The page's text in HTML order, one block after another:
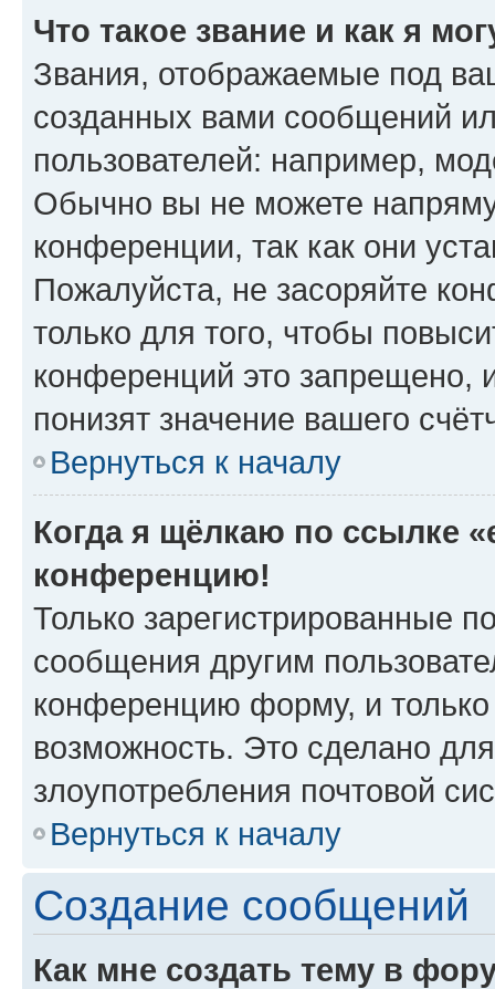
Что такое звание и как я
Звания, отображаемые под
созданных вами сообщений
пользователей: например,
Обычно вы не можете
конференции, так как они
Пожалуйста, не засоряйте
только для того, чтобы
конференций это запрещено,
понизят значение вашего
Вернуться к началу
Когда я щёлкаю по ссылке
конференцию!
Только зарегистрированные
сообщения другим
конференцию форму, и
возможность. Это сделано
злоупотребления почтовой
Вернуться к началу
Создание сообщений
Как мне создать тему в